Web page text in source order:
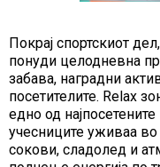
Покрај спортскиот
понуди целодневна
забава, наградни
посетителите. Relax
едно од
учесниците уживаа
сокови, сладолед и